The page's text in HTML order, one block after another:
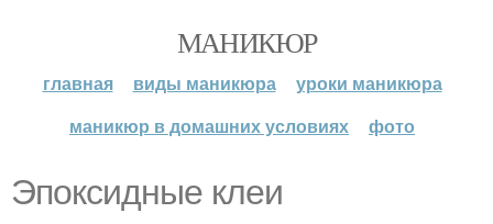
МАНИКЮР
главная виды маникюра
уроки маникюра
маникюр в домашних условиях
фото
Эпоксидные клеи